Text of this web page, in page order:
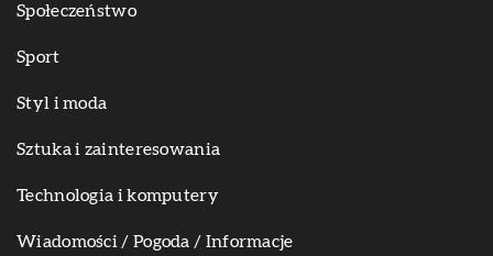
Społeczeństwo
Sport
Styl i moda
Sztuka i zainteresowania
Technologia i komputery
Wiadomości / Pogoda / Informacje